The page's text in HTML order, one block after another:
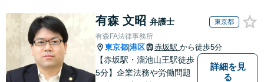
有森 文昭 弁護士 東京都
有森FA法律事務所
東京都 港区 赤坂駅 から徒歩5分
【赤坂駅・溜池山王駅徒歩
5分】企業法務や労働問題
詳細を見
る